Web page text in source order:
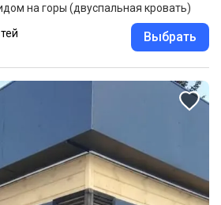
на горы (двуспальная кровать)
Выбрать